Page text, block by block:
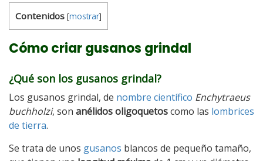
Contenidos [mostrar]
Cómo criar gusanos grindal
¿Qué son los gusanos grindal?
Los gusanos grindal, de nombre científico Enchytraeus
buchholzi, son anélidos oligoquetoscomo las lombrices
de tierra.
Se trata de unos gusanos blancos de pequeño tamaño,